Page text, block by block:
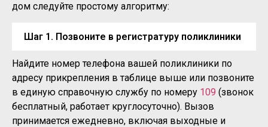
дом следуйте простому алгоритму:
Шаг 1. Позвоните в регистратуру поликлиники
Найдите номер телефона вашей поликлиники по
адресу прикрепления в таблице выше или позвоните
в единую справочную службу по номеру 109 (звонок
бесплатный, работает круглосуточно). Вызов
принимается ежедневно, включая выходные и